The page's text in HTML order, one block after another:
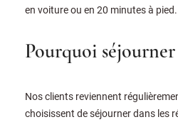
en voiture ou en 20 minutes à pied.
Pourquoi séjourner
Nos clients reviennent
choisissent de séjourner dans les